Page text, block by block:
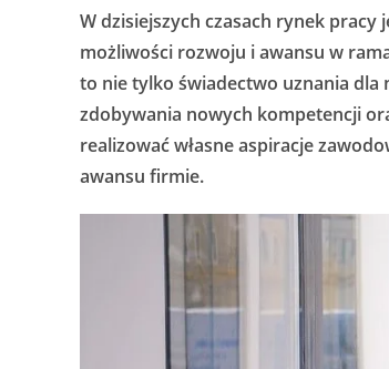
W dzisiejszych czasach rynek
możliwości rozwoju i awansu w
to nie tylko świadectwo uznania dla
zdobywania nowych kompetencji
realizować własne aspiracje
awansu firmie.